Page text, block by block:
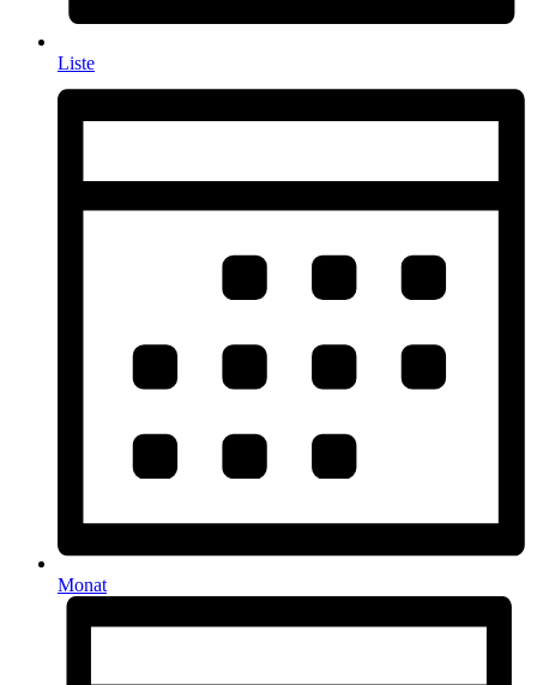
Liste
Monat